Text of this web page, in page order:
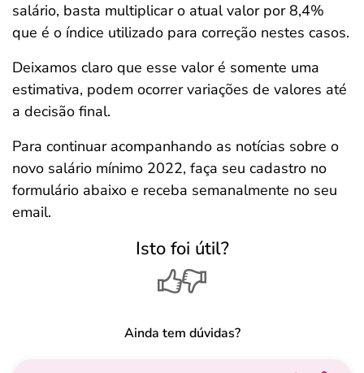
salário, basta multiplicar o atual valor por 8,4%
que é o índice utilizado para correção nestes casos.
Deixamos claro que esse valor é somente uma
estimativa, podem ocorrer variações de valores até
a decisão final.
Para continuar acompanhando as notícias sobre o
novo salário mínimo 2022, faça seu cadastro no
formulário abaixo e receba semanalmente no seu
email.
Isto foi útil?
Ainda tem dúvidas?